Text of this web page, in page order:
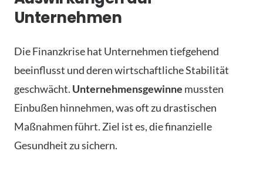
Unternehmen
Die Finanzkrise hat Unternehmen tiefgehend
beeinflusst und deren wirtschaftliche Stabilität
geschwächt. Unternehmensgewinne mussten
Einbußen hinnehmen, was oft zu drastischen
Maßnahmen führt. Ziel ist es, die finanzielle
Gesundheit zu sichern.